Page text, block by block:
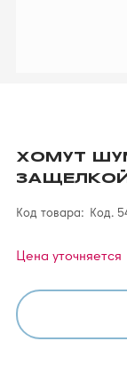
ХОМУТ
ЗАЩЕЛКОЙ
Код товара: Код.
Цена уточняется